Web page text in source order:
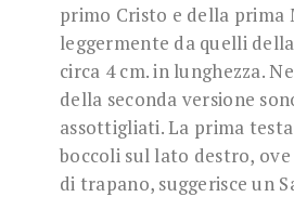
primo Cristo e della prima
leggermente da quelli
circa 4 cm. in lunghezza.
della seconda versione
assottigliati. La prima
boccoli sul lato destro,
di trapano, suggerisce un